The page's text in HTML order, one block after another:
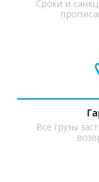
Сроки и
Все грузы